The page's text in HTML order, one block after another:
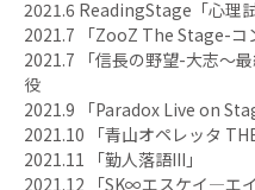
2021.6 ReadingStage「心理試
2021.7 「ZooZ The Stage-コ
2021.7 「信長の野望-大志〜
役
2021.9 「Paradox Live on
2021.10 「青山オペレッタ
2021.11 「勤人落語III」
2021.12 「SK∞エスケイ―エ